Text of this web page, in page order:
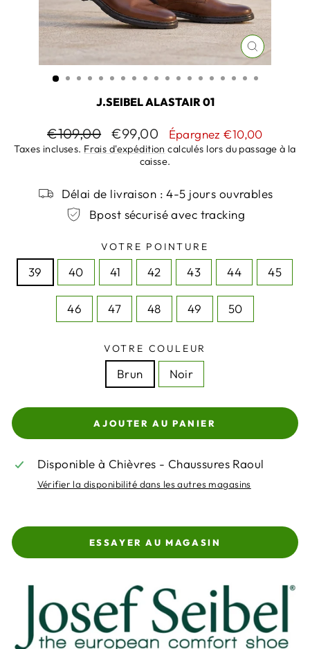
FERMER
(ESC)
J.SEIBEL ALASTAIR 01
Prix
régulier
€109,00
Prix
réduit
€99,00 Épargnez €10,00
Taxes incluses. Frais d'expédition calculés lors du passage à la
caisse.
Délai de livraison : 4-5 jours ouvrables
Bpost sécurisé avec tracking
VOTRE POINTURE
39 40 41 42 43 44 45
46 47 48 49 50
VOTRE COULEUR
Brun Noir
AJOUTER AU PANIER
Disponible à Chièvres - Chaussures Raoul
Vérifier la disponibilité dans les autres magasins
ESSAYER AU MAGASIN